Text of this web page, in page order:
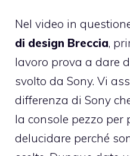
Nel video in
di design Breccia,
lavoro prova a dare
svolto da Sony. Vi
differenza di Sony
la console pezzo per
delucidare perché